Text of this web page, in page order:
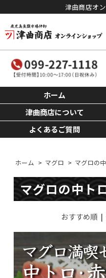
津曲商店オ
ホーム
津曲商店について
よくあるご質問
ホーム > マグロ > マグロの
マグロの中ト
おすすめ順 |